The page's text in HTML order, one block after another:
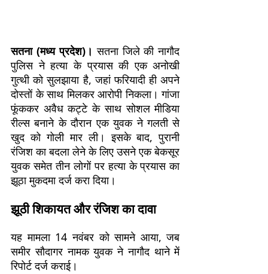
सतना (मध्य प्रदेश)। सतना जिले की नागौद
पुलिस ने हत्या के प्रयास की एक अनोखी
गुत्थी को सुलझाया है, जहां फरियादी ही अपने
दोस्तों के साथ मिलकर आरोपी निकला। गांजा
फूंककर अवैध कट्टे के साथ सोशल मीडिया
रील्स बनाने के दौरान एक युवक ने गलती से
खुद को गोली मार ली। इसके बाद, पुरानी
रंजिश का बदला लेने के लिए उसने एक बेकसूर
युवक समेत तीन लोगों पर हत्या के प्रयास का
झूठा मुकदमा दर्ज करा दिया।
झूठी शिकायत और रंजिश का दावा
यह मामला 14 नवंबर को सामने आया, जब
समीर सौदागर नामक युवक ने नागौद थाने में
रिपोर्ट दर्ज कराई।